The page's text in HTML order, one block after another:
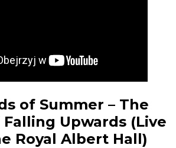
of Summer – The
Upwards (Live
Royal Albert Hall)